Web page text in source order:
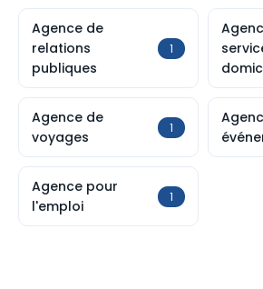
Agence de
relations
publiques
1
Agence de
voyages
1
Agence pour
l'emploi
1